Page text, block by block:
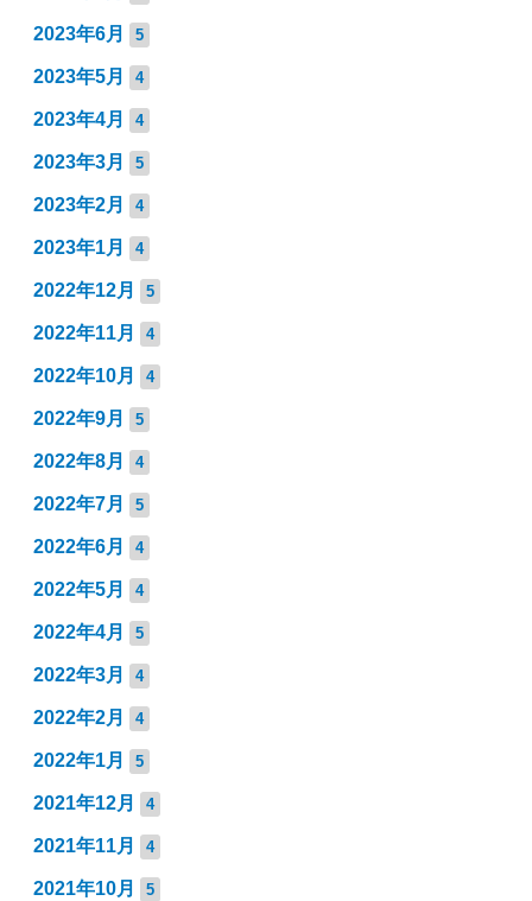
2023年6月 5
2023年5月 4
2023年4月 4
2023年3月 5
2023年2月 4
2023年1月 4
2022年12月 5
2022年11月 4
2022年10月 4
2022年9月 5
2022年8月 4
2022年7月 5
2022年6月 4
2022年5月 4
2022年4月 5
2022年3月 4
2022年2月 4
2022年1月 5
2021年12月 4
2021年11月 4
2021年10月 5